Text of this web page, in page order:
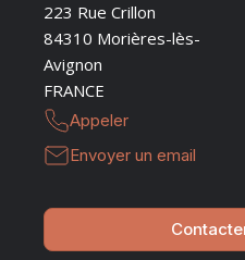
223 Rue Crillon
84310 Morières-lès-
Avignon
FRANCE
Appeler
Envoyer un email